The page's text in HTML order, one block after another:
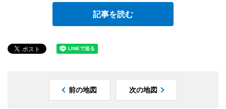
記事を読む
前の地図 次の地図